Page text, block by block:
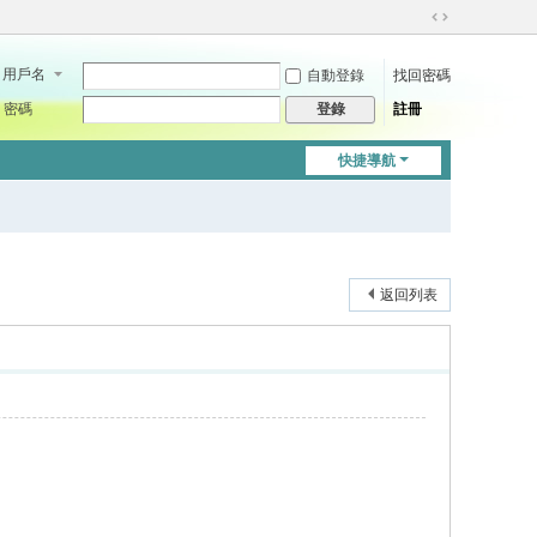
切
到
用戶名 自動登錄
找回密碼
密碼
登錄 註冊
快捷導航
返回列表